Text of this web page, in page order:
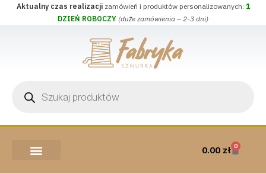
Aktualny czas realizacjizamówień i produktów personalizowanych: 1
DZIEŃ ROBOCZY (duże zamówienia – 2-3 dni)
0.00 zł 0